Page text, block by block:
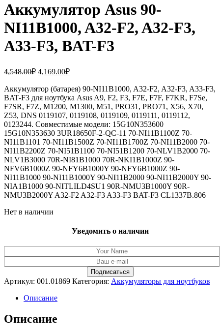
Аккумулятор Asus 90-
NI11B1000, A32-F2, A32-F3,
A33-F3, BAT-F3
4,548.00₽ Первоначальная
составляла
4,548.00₽.
4,169.00₽Текущая
4,169.00₽.
Аккумулятор (батарея) 90-NI11B1000, A32-F2, A32-F3, A33-F3,
BAT-F3 для ноутбука Asus A9, F2, F3, F7E, F7F, F7KR, F7Se,
F7SR, F7Z, M1200, M1300, M51, PRO31, PRO71, X56, X70,
Z53, DNS 0119107, 0119108, 0119109, 0119111, 0119112,
0123244. Совместимые модели: 15G10N353600
15G10N353630 3UR18650F-2-QC-11 70-NI11B1100Z 70-
NI11B1101 70-NI11B1500Z 70-NI11B1700Z 70-NI11B2000 70-
NI11B2200Z 70-NI51B1100 70-NI51B1200 70-NLV1B2000 70-
NLV1B3000 70R-NI81B1000 70R-NKI1B1000Z 90-
NFV6B1000Z 90-NFY6B1000Y 90-NFY6B1000Z 90-
NI11B1000 90-NI11B1000Y 90-NI11B2000 90-NI11B2000Y 90-
NIA1B1000 90-NITLILD4SU1 90R-NMU3B1000Y 90R-
NMU3B2000Y A32-F2 A32-F3 A33-F3 BAT-F3 CL1337B.806
Нет в наличии
Уведомить о наличии
Артикул: 001.01869 Категория: Аккумуляторы для ноутбуков
Описание
Описание